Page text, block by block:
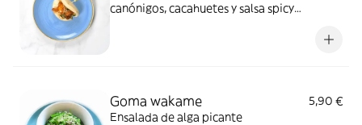
canónigos, cacahuetes y salsa spicy
Goma wakame
5,90 €
Ensalada de alga picante